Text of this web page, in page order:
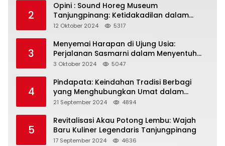
2
Opini : Sound Horeg Museum
Tanjungpinang: Ketidakadilan dalam
Representasi
12 Oktober 2024 5317
3
Menyemai Harapan di Ujung Usia:
Perjalanan Sasmarni dalam Menyentuh
Hati dan Jiwa
3 Oktober 2024 5047
4
Pindapata: Keindahan Tradisi Berbagi
yang Menghubungkan Umat dalam
Spiritualitas dan Kebersamaan dalam
21 September 2024 4894
5
Revitalisasi Akau Potong Lembu: Wajah
Baru Kuliner Legendaris Tanjungpinang
17 September 2024 4636